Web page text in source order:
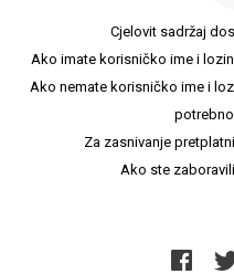
Cjelovit sadržaj
Ako imate korisničko ime i
Ako nemate korisničko ime i
Za zasnivanje
Ako ste